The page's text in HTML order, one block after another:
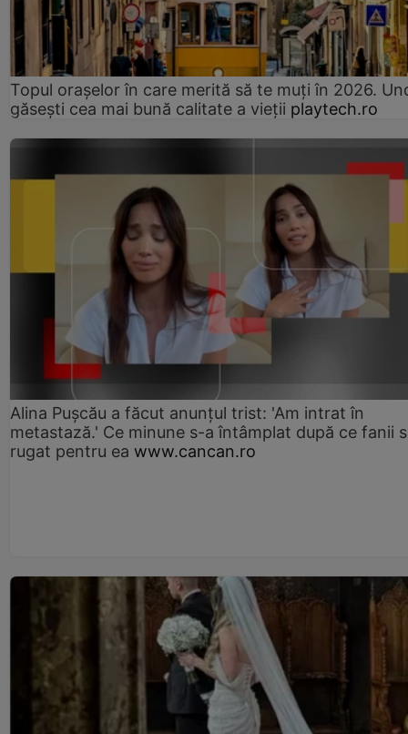
Topul orașelor în care merită să te muți în 2026.
găsești cea mai bună calitate a vieții playtech.ro
Alina Pușcău a făcut anunțul trist: 'Am intrat în
metastază.' Ce minune s-a întâmplat după ce fanii
rugat pentru ea www.cancan.ro